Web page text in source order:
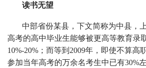
读书无望
中部省份某县，下文简称为中县，
高考的高中毕业生能够被更高等教育录
10%-20%；而等到2009年，即使不算高
参加当年高考的万余名考生中已有30%